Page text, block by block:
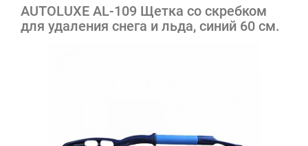
AUTOLUXE AL-109 Щетка со скребком
для удаления снега и льда, синий 60 см.